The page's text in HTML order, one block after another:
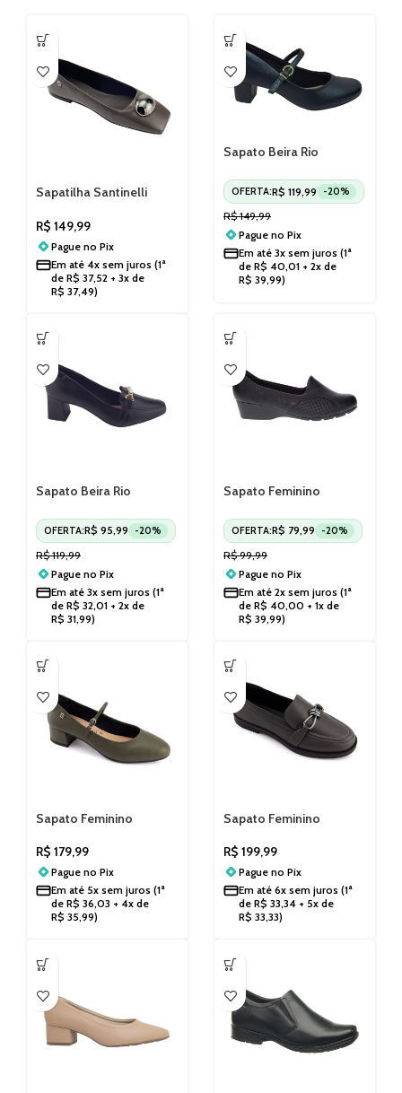
Sapatilha Santinelli
R$ 149,99
Pague no Pix
Em até 4x sem juros (1ª
de R$ 37,52 + 3x de
R$ 37,49)
Sapato Beira Rio
4777475
OFERTA:R$ 119,99 -20%
R$149,99
Pague no Pix
Em até 3x sem juros (1ª
de R$ 40,01 + 2x de
R$ 39,99)
Sapato Beira Rio
Preto 4314104
OFERTA:R$ 95,99 -20%
R$119,99
Pague no Pix
Em até 3x sem juros (1ª
de R$ 32,01 + 2x de
R$ 31,99)
Sapato Feminino
7014229
OFERTA:R$ 79,99 -20%
R$99,99
Pague no Pix
Em até 2x sem juros (1ª
de R$ 40,00 + 1x de
R$ 39,99)
Sapato Feminino
Grosso 1540038251
R$ 179,99
Pague no Pix
Em até 5x sem juros (1ª
de R$ 36,03 + 4x de
R$ 35,99)
Sapato Feminino
1574008251
R$ 199,99
Pague no Pix
Em até 6x sem juros (1ª
de R$ 33,34 + 5x de
R$ 33,33)